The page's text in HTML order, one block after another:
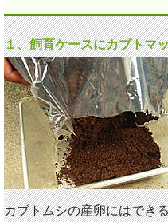
１、飼育ケースにカブトマ
カブトムシの産卵にはでき